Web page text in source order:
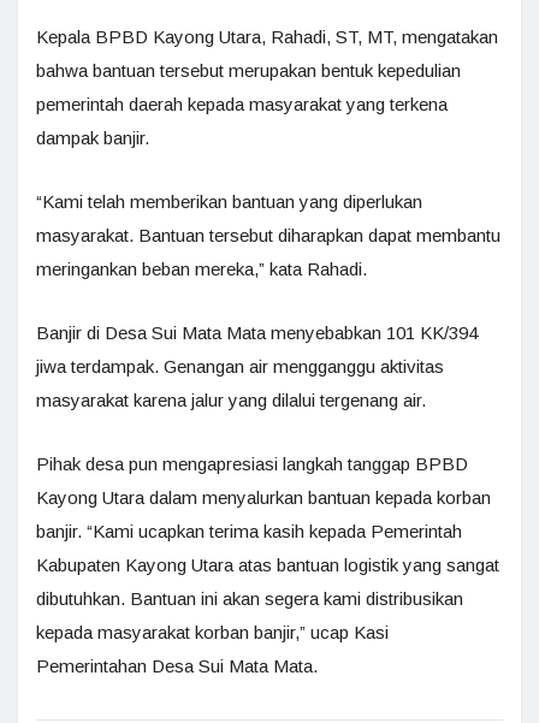
Kepala BPBD Kayong Utara, Rahadi, ST, MT, mengatakan
bahwa bantuan tersebut merupakan bentuk kepedulian
pemerintah daerah kepada masyarakat yang terkena
dampak banjir.
“Kami telah memberikan bantuan yang diperlukan
masyarakat. Bantuan tersebut diharapkan dapat membantu
meringankan beban mereka,” kata Rahadi.
Banjir di Desa Sui Mata Mata menyebabkan 101 KK/394
jiwa terdampak. Genangan air mengganggu aktivitas
masyarakat karena jalur yang dilalui tergenang air.
Pihak desa pun mengapresiasi langkah tanggap BPBD
Kayong Utara dalam menyalurkan bantuan kepada korban
banjir. “Kami ucapkan terima kasih kepada Pemerintah
Kabupaten Kayong Utara atas bantuan logistik yang sangat
dibutuhkan. Bantuan ini akan segera kami distribusikan
kepada masyarakat korban banjir,” ucap Kasi
Pemerintahan Desa Sui Mata Mata.